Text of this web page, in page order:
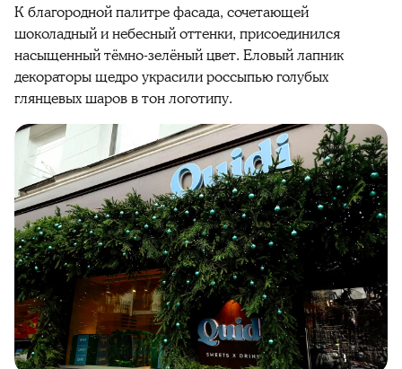
К благородной палитре фасада, сочетающей
шоколадный и небесный оттенки, присоединился
насыщенный тёмно-зелёный цвет. Еловый лапник
декораторы щедро украсили россыпью голубых
глянцевых шаров в тон логотипу.